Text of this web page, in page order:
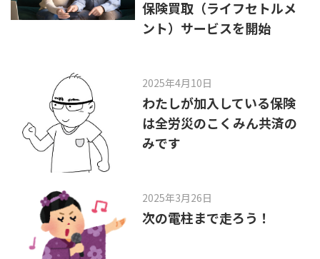
保険買取（ライフセトルメ
ント）サービスを開始
2025年4月10日
わたしが加入している保険
は全労災のこくみん共済の
みです
2025年3月26日
次の電柱まで走ろう！